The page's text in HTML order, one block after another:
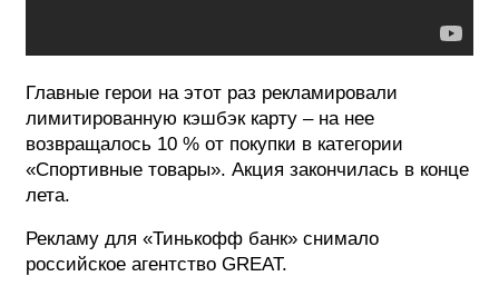
Главные герои на этот раз рекламировали
лимитированную кэшбэк карту – на нее
возвращалось 10 % от покупки в категории
«Спортивные товары». Акция закончилась в конце
лета.
Рекламу для «Тинькофф банк» снимало
российское агентство GREAT.